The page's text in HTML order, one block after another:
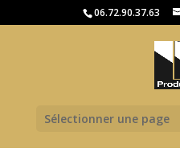
06.72.90.37.63
Sélectionner une page